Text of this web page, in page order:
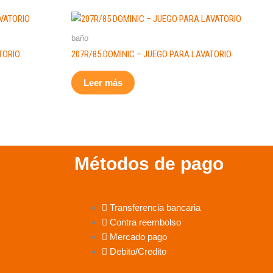
baño
207R/85 DOMINIC – JUEGO PARA LAVATORIO
Leer más
Métodos de pago
Transferencia bancaria
Contra reembolso
Mercado pago
Debito/Credito